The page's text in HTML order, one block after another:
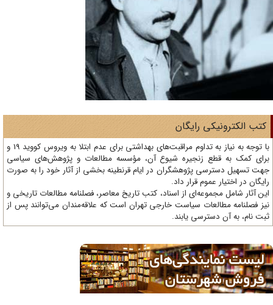
الکترونیکی رایگان
با توجه به نیاز به تداوم مراقبت‌های بهداشتی برای عدم ابتلا به ویروس کووید 19 و
کمک به قطع زنجیره شیوع آن، مؤسسه مطالعات و پژوهش‌های سیاسی
تسهیل دسترسی پژوهشگران در ایام قرنطینه بخشی از آثار خود را به صورت
در اختیار عموم قرار داد.
آثار شامل مجموعه‌ای از اسناد، کتب تاریخ معاصر، فصلنامه‌ مطالعات تاریخی و
فصلنامه مطالعات سیاست خارجی تهران است که علاقه‌مندان می‌توانند پس از
نام، به آن دسترسی یابند.